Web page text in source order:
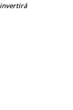
invertirá